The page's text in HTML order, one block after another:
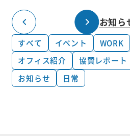
すべて イベント WORK
オフィス紹介
協賛レポート
お知らせ
日常
お知ら